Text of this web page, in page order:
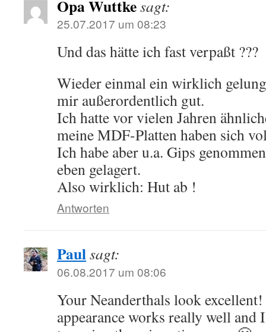
Opa Wuttkesagt:
25.07.2017 um 08:23
Und das hätte ich fast verpaßt ???
Wieder einmal ein wirklich
mir außerordentlich gut.
Ich hatte vor vielen Jahren
meine MDF-Platten haben sich
Ich habe aber u.a. Gips
eben gelagert.
Also wirklich: Hut ab !
Antworten
Paulsagt:
06.08.2017 um 08:06
Your Neanderthals look
appearance works really well